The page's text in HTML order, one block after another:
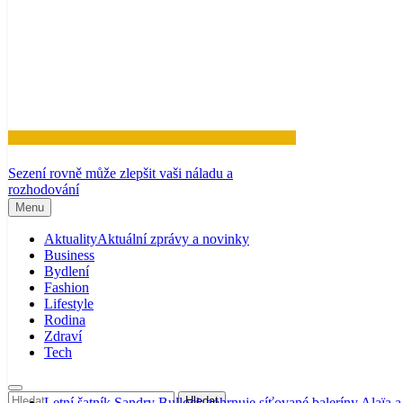
Sezení rovně může zlepšit vaši náladu a
rozhodování
Menu
AktualityAktuální zprávy a novinky
Business
Bydlení
Fashion
Lifestyle
Rodina
Zdraví
Tech
VyhledáváníLetní šatník Sandry Bullock zahrnuje síťované baleríny Alaïa a